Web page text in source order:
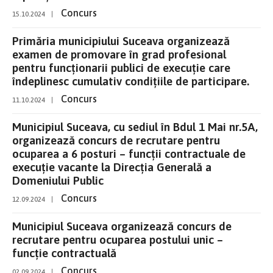
15.10.2024 Concurs
Primăria municipiului Suceava organizează
examen de promovare în grad profesional
pentru funcţionarii publici de execuţie care
îndeplinesc cumulativ condițiile de participare.
11.10.2024 Concurs
Municipiul Suceava, cu sediul în Bdul 1 Mai nr.5A,
organizează concurs de recrutare pentru
ocuparea a 6 posturi – funcții contractuale de
execuție vacante la Direcția Generală a
Domeniului Public
12.09.2024 Concurs
Municipiul Suceava organizează concurs de
recrutare pentru ocuparea postului unic –
funcție contractuală
02.09.2024 Concurs